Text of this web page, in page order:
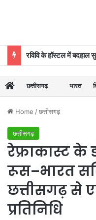
रविवि के हॉस्टल में
छत्तीसगढ़ भारत
Home /छत्तीसगढ़
छत्तीसगढ़
रेफ्राकास्ट के
रूस–भारत
छत्तीसगढ़ से
प्रतिनिधि